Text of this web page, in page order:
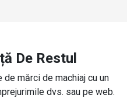
De Restul
mărci de machiaj cu un
dvs. sau pe web.